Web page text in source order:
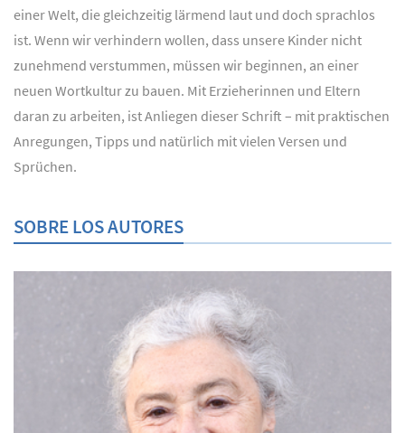
einer Welt, die gleichzeitig lärmend laut und doch sprachlos
ist. Wenn wir verhindern wollen, dass unsere Kinder nicht
zunehmend verstummen, müssen wir beginnen, an einer
neuen Wortkultur zu bauen. Mit Erzieherinnen und Eltern
daran zu arbeiten, ist Anliegen dieser Schrift – mit praktischen
Anregungen, Tipps und natürlich mit vielen Versen und
Sprüchen.
SOBRE LOS AUTORES